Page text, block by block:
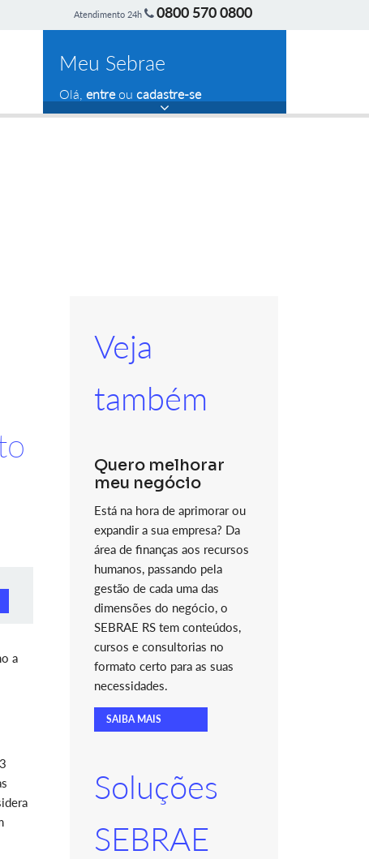
Atendimento 24h 0800 570 0800
Meu Sebrae
Olá, entreou cadastre-se
a
Veja
também
Quero melhorar
meu negócio
Está na hora de aprimorar ou
expandir a sua empresa? Da
área de finanças aos recursos
humanos, passando pela
gestão de cada uma das
dimensões do negócio, o
SEBRAE RS tem conteúdos,
cursos e consultorias no
formato certo para as suas
necessidades.
SAIBA MAIS
Soluções
SEBRAE